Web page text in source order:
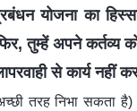
प्रबंधन योजना का
तुम्हें अपने
से कार्य नहीं
तरह निभा सकता है)